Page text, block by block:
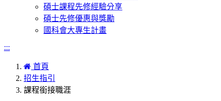
碩士課程先修經驗分享
碩士先修優惠與獎勵
國科會大專生計畫
:::
首頁
招生指引
課程銜接職涯